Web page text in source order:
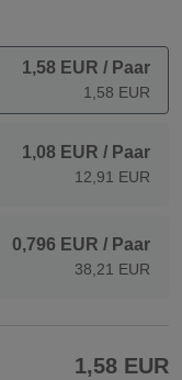
1,58 EUR / Paar
1,58 EUR
1,08 EUR / Paar
12,91 EUR
0,796 EUR / Paar
38,21 EUR
1,58 EUR